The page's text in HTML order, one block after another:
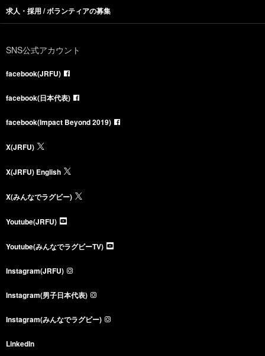
求人・採用 / ボランティアの募集
SNS公式アカウント
facebook(JRFU)
facebook(日本代表)
facebook(Impact Beyond 2019)
X(JRFU)
X(JRFU) English
X(みんなでラグビー)
Youtube(JRFU)
Youtube(みんなでラグビーTV)
Instagram(JRFU)
Instagram(男子日本代表)
Instagram(みんなでラグビー)
LinkedIn